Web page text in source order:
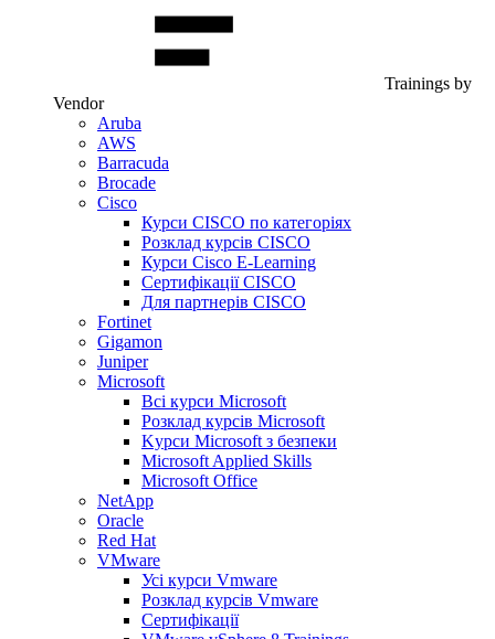
Trainings by
Vendor
Aruba
AWS
Barracuda
Brocade
Cisco
Курси CISCO по категоріях
Розклад курсів CISCO
Курси Cisco E-Learning
Сертифікації CISCO
Для партнерів CISCO
Fortinet
Gigamon
Juniper
Microsoft
Всі курси Microsoft
Розклад курсів Microsoft
Kyрси Microsoft з безпеки
Microsoft Applied Skills
Microsoft Office
NetApp
Oracle
Red Hat
VMware
Усі курси Vmware
Розклад курсів Vmware
Сертифікації